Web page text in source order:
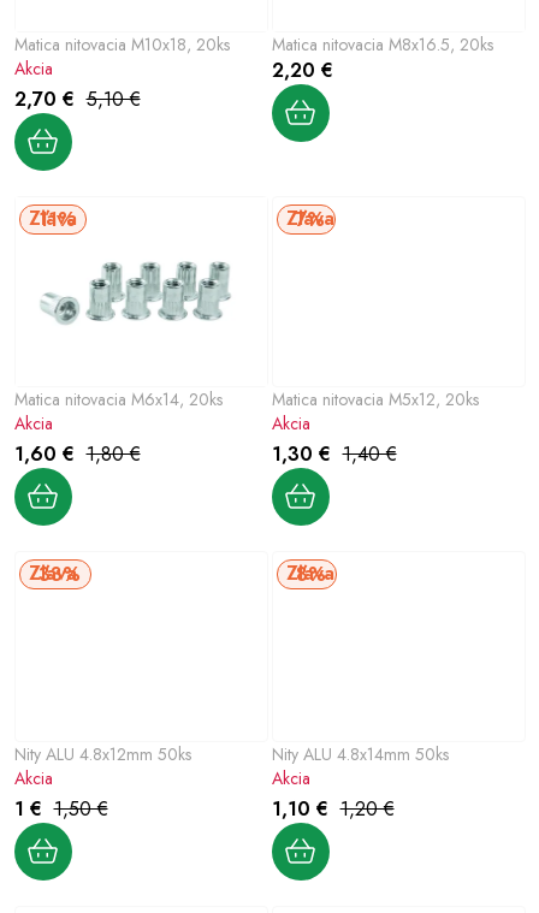
Nový tovar
Letná sezóna
Obchodné podmienky
Podmienky ochrany osobných údajov
Vrátenie a reklamácia
Kontaktujte nás Moja objednávka
r
o
o
v
r
o
d
u
t
Matica nitovacia M10x18, 20ks
2,70 € 5,10 €
Akcia
Matica nitovacia M8x16.5, 20ks
2,20 €
Matica nitovacia M6x14, 20ks
11%
1,60 € 1,80 €
Akcia
Matica nitovacia M5x12, 20ks
7%
1,30 € 1,40 €
Akcia
Nity ALU 4.8x12mm 50ks
33%
1 € 1,50 €
Akcia
Nity ALU 4.8x14mm 50ks
8%
1,10 € 1,20 €
Akcia